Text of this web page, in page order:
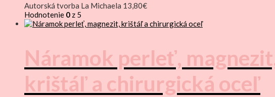
Autorská tvorba La Michaela 13,80€
Hodnotenie 0 z 5
Náramok perleť,
krištáľ a chirurgická oceľ